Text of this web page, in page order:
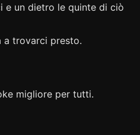
e un dietro le quinte di ciò
a trovarci presto.
migliore per tutti.